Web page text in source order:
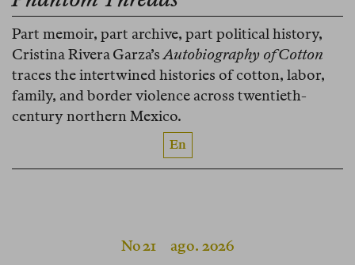
Part memoir, part archive, part political history,
Cristina Rivera Garza’sAutobiography of Cotton
traces the intertwined histories of cotton, labor,
family, and border violence across twentieth-
century northern Mexico.
En
No 21 ago. 2026